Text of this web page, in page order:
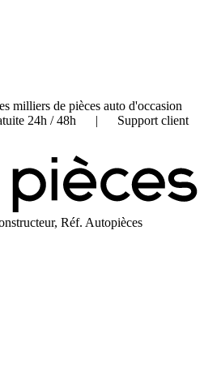
milliers de pièces auto d'occasion
24h / 48h | Support client
Réf. Autopièces